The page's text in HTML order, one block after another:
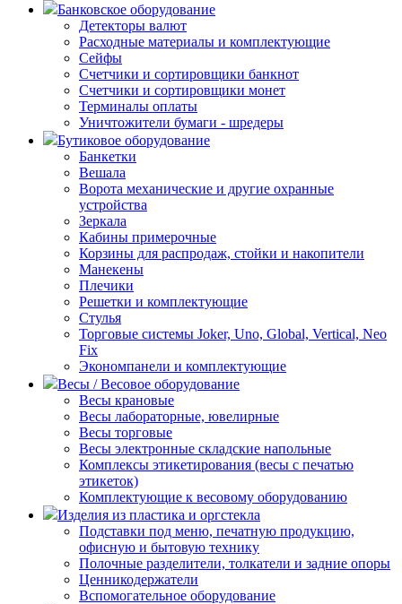
Банковское оборудование
Детекторы валют
Расходные материалы и комплектующие
Сейфы
Счетчики и сортировщики банкнот
Счетчики и сортировщики монет
Терминалы оплаты
Уничтожители бумаги - шредеры
Бутиковое оборудование
Банкетки
Вешала
Ворота механические и другие охранные
устройства
Зеркала
Кабины примерочные
Корзины для распродаж, стойки и накопители
Манекены
Плечики
Решетки и комплектующие
Стулья
Торговые системы Joker, Uno, Global, Vertical, Neo
Fix
Экономпанели и комплектующие
Весы / Весовое оборудование
Весы крановые
Весы лабораторные, ювелирные
Весы торговые
Весы электронные складские напольные
Комплексы этикетирования (весы с печатью
этикеток)
Комплектующие к весовому оборудованию
Изделия из пластика и оргстекла
Подставки под меню, печатную продукцию,
офисную и бытовую технику
Полочные разделители, толкатели и задние опоры
Ценникодержатели
Вспомогательное оборудование